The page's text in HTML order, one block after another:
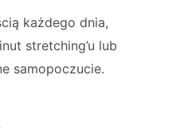
każdego dnia,
stretching’u lub
samopoczucie.